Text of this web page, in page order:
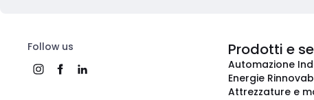
Follow us Prodotti e
Automazione
Energie
Attrezzature e